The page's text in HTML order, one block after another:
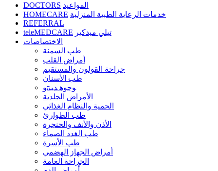
DOCTORS المواعيد
HOMECARE خدمات الرعاية الطبية المنزلية
REFERRAL
teleMEDCARE تيلي ميدكير
الاختصاصات
طب السمنة
أمراض القلب
جراحة القولون والمستقيم
طب الأسنان
ﻮﺟﻮﻫ ﺪﻴﻨﺗﻭ
الأمراض الجلدية
الحمية والنظام الغذائي
طب الطوارئ
الأذن والأنف والحنجرة
طب الغدد الصماء
طب الأسرة
أمراض الجهاز الهضمي
الجراحة العامة